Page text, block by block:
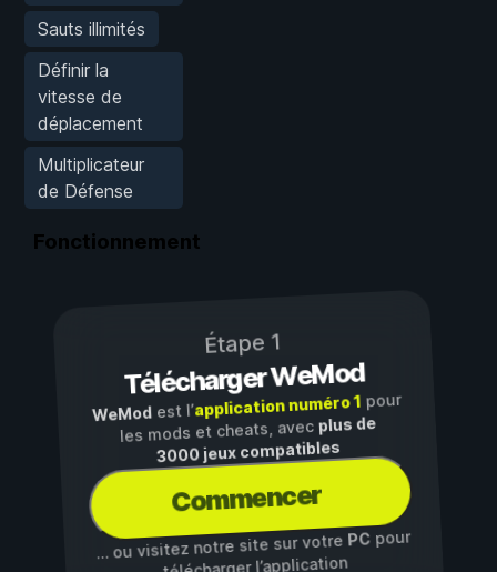
Sauts illimités
Définir la
vitesse de
déplacement
Multiplicateur
de Défense
Fonctionnement
Étape 1
Télécharger WeMod
WeModest l’application numéro 1pour
les mods et cheats, avec plus de
3000 jeux compatibles
Commencer
… ou visitez notre site sur votre PCpour